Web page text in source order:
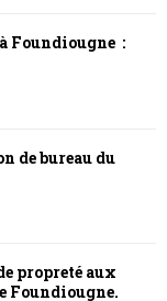
Foundiougne :
de bureau du
propreté aux
Foundiougne.